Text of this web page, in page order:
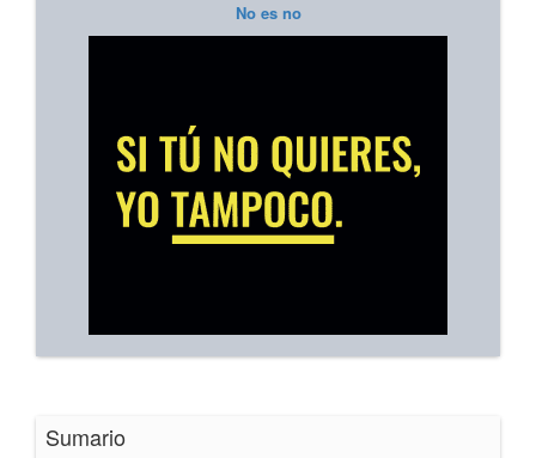
No es no
Sumario